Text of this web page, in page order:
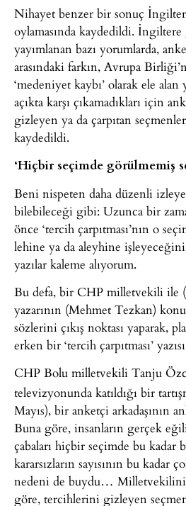
Nihayet benzer bir sonuç
oylamasında kaydedildi.
yayımlanan bazı yorumlarda,
arasındaki farkın, Avrupa
‘medeniyet kaybı’ olarak ele
açıkta karşı çıkamadıkları için
gizleyen ya da çarpıtan
kaydedildi.
‘Hiçbir seçimde görülmemiş
Beni nispeten daha düzenli
bilebileceği gibi: Uzunca bir
önce ‘tercih çarpıtması’nın o
lehine ya da aleyhine
yazılar kaleme alıyorum.
Bu defa, bir CHP milletvekili ile
yazarının (Mehmet Tezkan)
sözlerini çıkış noktası yaparak,
erken bir ‘tercih çarpıtması’
CHP Bolu milletvekili Tanju
televizyonunda katıldığı bir
Mayıs), bir anketçi arkadaşının
Buna göre, insanların gerçek
çabaları hiçbir seçimde bu kadar
kararsızların sayısının bu kadar
nedeni de buydu…
göre, tercihlerini gizleyen